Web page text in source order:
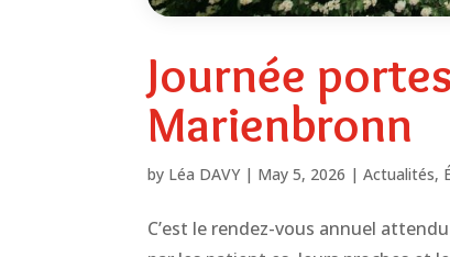
Journée
Marienbronn
by Léa DAVY| May 5, 2026 |Actualités,
C’est le rendez-vous annuel